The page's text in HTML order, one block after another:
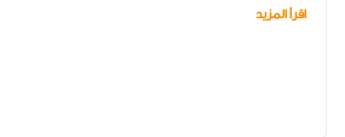
اقرأ المزيد